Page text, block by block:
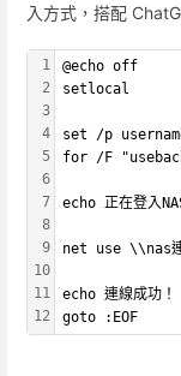
入方式，搭配
1
2
3
4
5
6
7
8
9
10
11
12
@echo off
setlocal
set /p
for /F
echo 正在登入
net use \\nas連
echo 連線成功！
goto :EOF